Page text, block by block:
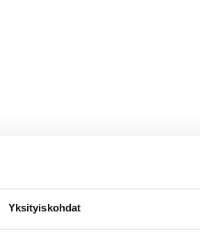
Yksityiskohdat